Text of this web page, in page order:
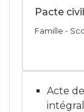
Pacte
Famille -
Acte